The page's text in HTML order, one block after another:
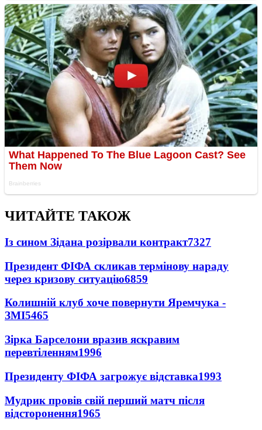
ЧИТАЙТЕ ТАКОЖ
Із сином Зідана розірвали контракт7327
Президент ФІФА скликав термінову нараду
через кризову ситуацію6859
Колишній клуб хоче повернути Яремчука -
ЗМІ5465
Зірка Барселони вразив яскравим
перевтіленням1996
Президенту ФІФА загрожує відставка1993
Мудрик провів свій перший матч після
відсторонення1965